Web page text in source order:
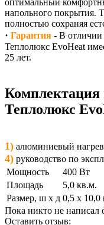
напольного покрытия.
полностью сохраняя
· Гарантия - В отличии
Теплолюкс EvoHeat
25 лет.
Комплектация
Теплолюкс
1) алюминиевый
4) руководство по
Мощность
400 Вт
Площадь
5,0 кв.м.
Размер, ш х д 0,5 х 10,0
Пока никто не
Оставить отзыв: